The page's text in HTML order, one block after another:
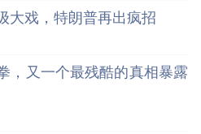
大戏，特朗普再出疯招
，又一个最残酷的真相暴露